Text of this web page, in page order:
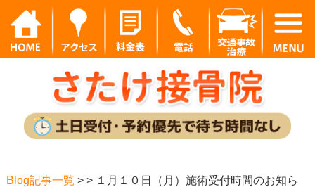
Blog記事一覧 > > １月１０日（月）施術受付時間のお知ら